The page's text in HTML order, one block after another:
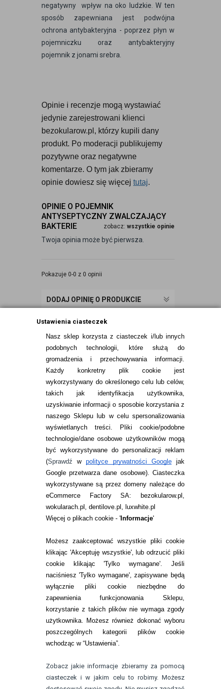
Ustawienia ciasteczek
Nasz sklep korzysta z ciasteczek i/lub innych
podobnych technologii, które służą do
gromadzenia i przechowywania informacji.
Każdy konkretny plik cookie jest
wykorzystywany do określonego celu lub celów,
takich jak identyfikacja użytkownika,
uzyskiwanie informacji o sposobie korzystania z
naszego Sklepu lub w celu spersonalizowania
wyświetlanych treści.
Pliki cookie/podobne
technologie/dane osobowe użytkowników mogą
być wykorzystywane do personalizacji reklam
(Sprawdźwpolityce prywatności Googlejak
Google przetwarza dane osobowe). Ciasteczka
wykorzystywane są przez domeny należące do
eCommerce Factory SA: bezokularow.pl,
wokularach.pl, dentilove.pl, luxwhite.pl
Więcej o plikach cookie - 'Informacje'
Możesz zaakceptować wszystkie pliki cookie
klikając 'Akceptuję wszystkie', lub odrzucić pliki
cookie klikając 'Tylko wymagane'. Jeśli
naciśniesz 'Tylko wymagane', zapisywane będą
wyłącznie pliki cookie niezbędne do
zapewnienia funkcjonowania Sklepu,
korzystanie z takich plików nie wymaga zgody
użytkownika. Możesz również dokonać wyboru
poszczególnych kategorii plików cookie
wchodząc w “Ustawienia”.
Zobacz jakie informacje zbieramy za pomocą
ciasteczek i w jakim celu to robimy. Możesz
negatywny wpływ na oko ludzkie. W ten
sposób zapewniana jest podwójna
ochrona antybakteryjna - poprzez płyn w
pojemniczku oraz antybakteryjny
pojemnik z jonami srebra.
Opinie i recenzje mogą wystawiać
jedynie zarejestrowani klienci
bezokularow.pl, którzy kupili dany
produkt. Po moderacji publikujemy
pozytywne oraz negatywne
komentarze. O tym jak zbieramy
opinie dowiesz się więcej tutaj.
OPINIE O POJEMNIK
ANTYSEPTYCZNY ZWALCZAJĄCY
BAKTERIE
zobacz: wszystkie opinie
Twoja opinia może być pierwsza.
Pokazuje 0-0 z 0 opinii
DODAJ OPINIĘ O PRODUKCIE
INFORMACJE KONTAKTOWE
JAK ZAMAWIAĆ?
ZWROTY I REKLAMACJA
WARUNKI ZAKUPÓW
RANKINGI SOCZEWEK
SOCZEWKI KOLOROWE
Zwrot (odstąpienie od umowy)
ZMIEŃ USTAWIENIA ZGODY NA CIASTECZKA
KONTAKT
telefon:
22 113 44 42
telefon:
732 08 08 72
kontakt@bezokularow.pl